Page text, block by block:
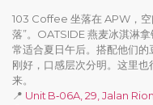
103 Coffee 坐落在 APW，空
落”。OATSIDE 燕麦冰淇淋
常适合夏日午后。搭配他们
刚好，口感层次分明。这里
来。
📍 Unit B‑06A, 29, Jalan